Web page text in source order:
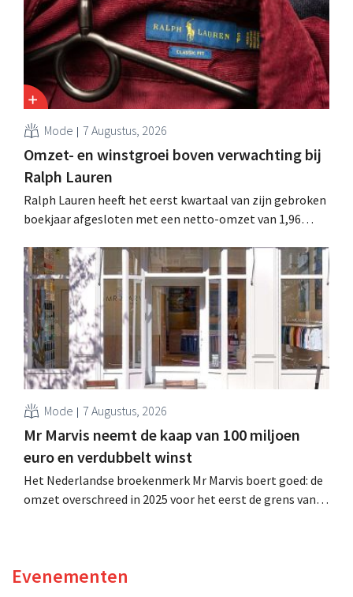
Mode 7 Augustus, 2026
Omzet- en winstgroei boven verwachting bij
Ralph Lauren
Ralph Lauren heeft het eerst kwartaal van zijn gebroken
boekjaar afgesloten met een netto-omzet van 1,96
is dan een jaar eerder. Na die beter dan verwachte start
verhoogt het bedrijf ook zijn vooruitzichten voor het
volledige boekjaar.
Mode 7 Augustus, 2026
Mr Marvis neemt de kaap van 100 miljoen
euro en verdubbelt winst
Het Nederlandse broekenmerk Mr Marvis boert goed: de
omzet overschreed in 2025 voor het eerst de grens van
Evenementen